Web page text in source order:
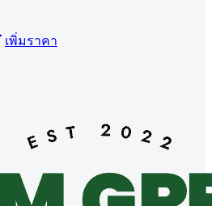
เพิ่มราคา